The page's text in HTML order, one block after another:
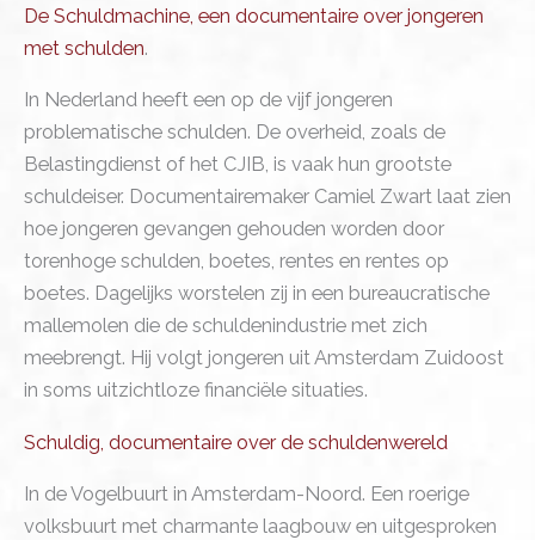
De Schuldmachine, een documentaire over jongeren
met schulden.
In Nederland heeft een op de vijf jongeren
problematische schulden. De overheid, zoals de
Belastingdienst of het CJIB, is vaak hun grootste
schuldeiser. Documentairemaker Camiel Zwart laat zien
hoe jongeren gevangen gehouden worden door
torenhoge schulden, boetes, rentes en rentes op
boetes. Dagelijks worstelen zij in een bureaucratische
mallemolen die de schuldenindustrie met zich
meebrengt. Hij volgt jongeren uit Amsterdam Zuidoost
in soms uitzichtloze financiële situaties.
Schuldig, documentaire over de schuldenwereld
In de Vogelbuurt in Amsterdam-Noord. Een roerige
volksbuurt met charmante laagbouw en uitgesproken